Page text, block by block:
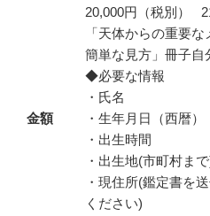
金額
20,000円（税別）
「天体からの重要
簡単な見方」冊子自
◆必要な情報
・氏名
・生年月日（西暦）
・出生時間
・出生地(市町村ま
・現住所(鑑定書を
ください)